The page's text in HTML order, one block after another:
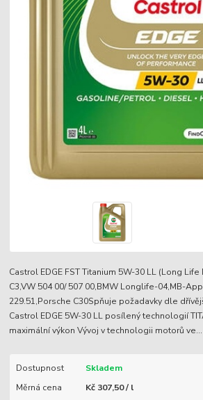
Castrol EDGE FST Titanium 5W-30 LL (Long Life
C3,VW 504 00/ 507 00,BMW Longlife-04,MB-
229.51,Porsche C30Spňuje požadavky dle
Castrol EDGE 5W-30 LL posílený technologií
maximální výkon Vývoj v technologii motorů ve...
Dostupnost
Skladem
Měrná cena
Kč 307,50 / l